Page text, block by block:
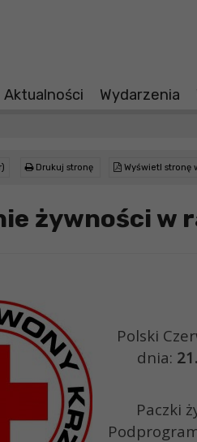
Aktualności Wydarzenia
Drukuj stronę Wyświetl stronę
żywności w
Polski
dnia:
Paczki